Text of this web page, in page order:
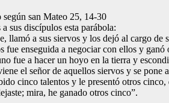
san Mateo 25, 14-30
sus discípulos esta parábola:
llamó a sus siervos y los dejó al cargo de
fue enseguida a negociar con ellos y
fue a hacer un hoyo en la tierra y
el señor de aquellos siervos y se pone
cinco talentos y le presentó otros cinco,
mira, he ganado otros cinco”.